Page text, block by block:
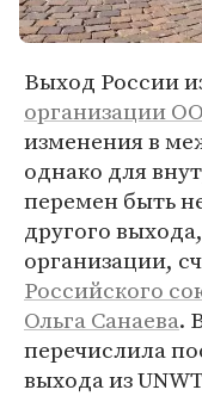
Выход России
организации
изменения в
однако для
перемен быть
другого
организации,
Российского
Ольга Санаева.
перечислила
выхода из